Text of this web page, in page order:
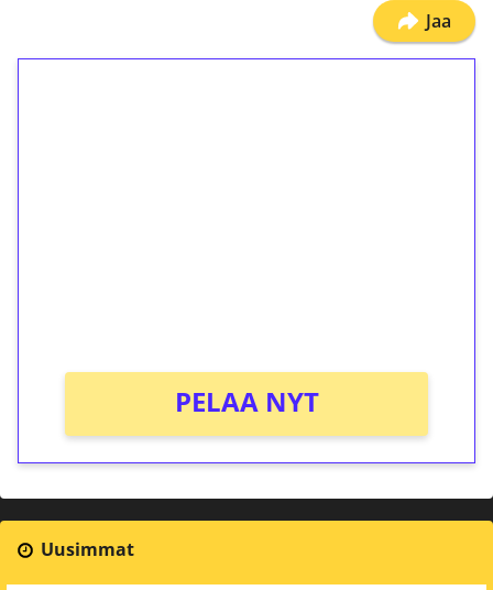
Jaa
PELAA NYT
Uusimmat